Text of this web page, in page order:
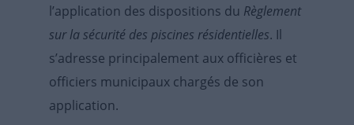
l’application des dispositions du Règlement
sur la sécurité des piscines résidentielles. Il
s’adresse principalement aux officières et
officiers municipaux chargés de son
application.